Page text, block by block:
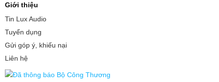
Giới thiệu
Tin Lux Audio
Tuyển dụng
Gửi góp ý, khiếu nại
Liên hệ